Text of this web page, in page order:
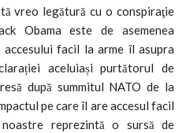
vreo legătură cu o conspiraţie
Obama este de asemenea
facil la arme îl asupra
aceluiași purtătorul de
după summitul NATO de la
pe care îl are accesul facil
reprezintă o sursă de